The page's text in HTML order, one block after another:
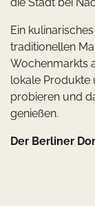
Ein
traditionellen
Wochenmarkts
lokale Produkte
probieren und
genießen.
Der Berliner